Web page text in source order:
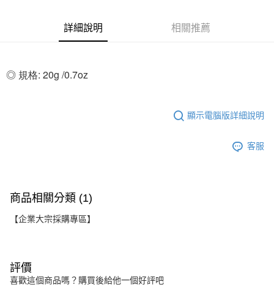
詳細說明 相關推薦
◎ 規格: 20g /0.7oz
顯示電腦版詳細說明
客服
商品相關分類 (1)
【企業大宗採購專區】
評價
喜歡這個商品嗎？購買後給他一個好評吧